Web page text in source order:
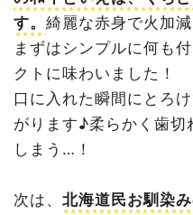
す。 綺麗な赤身で火加
まずはシンプルに何も
クトに味わいました！
口に入れた瞬間にとろ
がります♪柔らかく歯切
しまう…！
次は、 北海道民お馴染み